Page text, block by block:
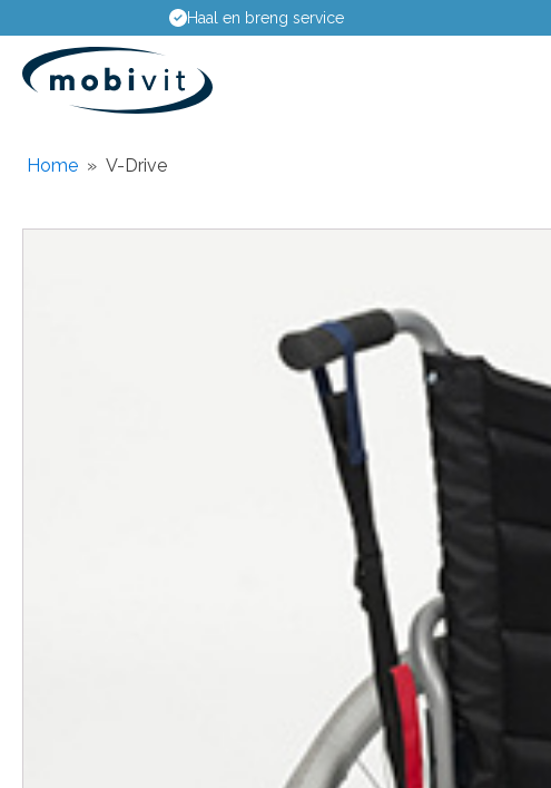
24-uur pechhulp en onderhoudsdienst
Home » V-Drive